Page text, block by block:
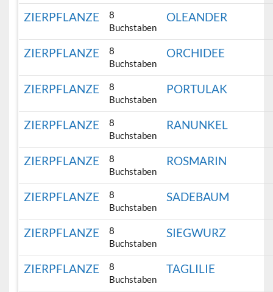
ZIERPFLANZE
8
Buchstaben
OLEANDER
ZIERPFLANZE
8
Buchstaben
ORCHIDEE
ZIERPFLANZE
8
Buchstaben
PORTULAK
ZIERPFLANZE
8
Buchstaben
RANUNKEL
ZIERPFLANZE
8
Buchstaben
ROSMARIN
ZIERPFLANZE
8
Buchstaben
SADEBAUM
ZIERPFLANZE
8
Buchstaben
SIEGWURZ
ZIERPFLANZE
8
Buchstaben
TAGLILIE